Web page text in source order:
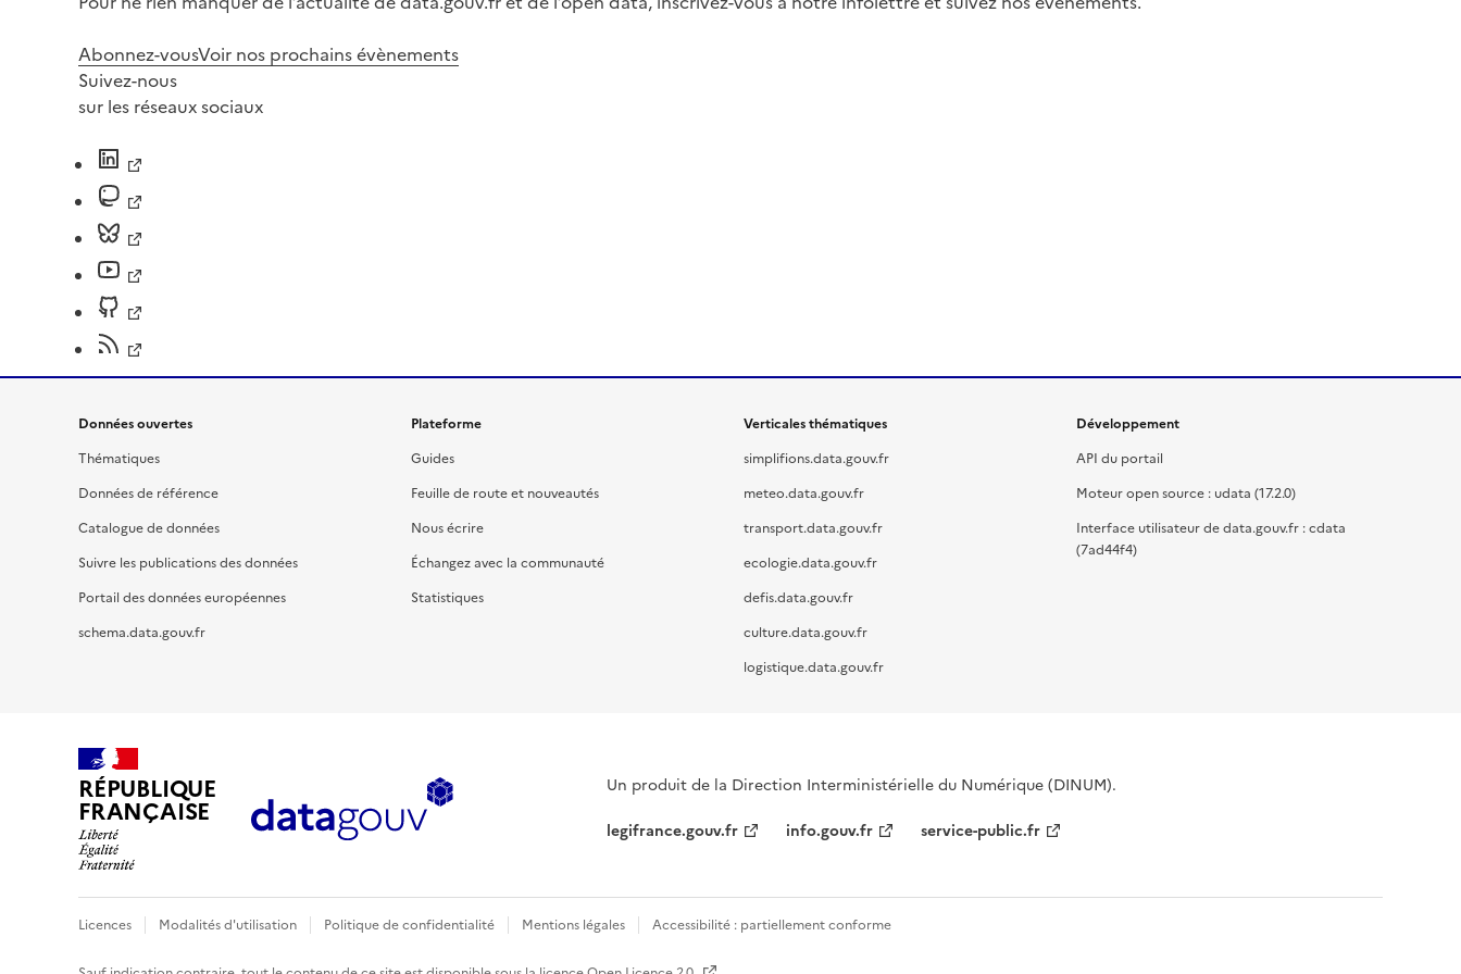
Abonnez-vousVoir nos prochains évènements
Suivez-nous
sur les réseaux sociaux
Données ouvertes
Thématiques
Données de référence
Catalogue de données
Suivre les publications des données
Portail des données européennes
schema.data.gouv.fr
Plateforme
Guides
Feuille de route et nouveautés
Nous écrire
Échangez avec la communauté
Statistiques
Verticales thématiques
simplifions.data.gouv.fr
meteo.data.gouv.fr
transport.data.gouv.fr
ecologie.data.gouv.fr
defis.data.gouv.fr
culture.data.gouv.fr
logistique.data.gouv.fr
Développement
API du portail
Moteur open source : udata (17.2.0)
Interface utilisateur de data.gouv.fr : cdata
(7ad44f4)
RÉPUBLIQUE
FRANÇAISE
Un produit de la Direction Interministérielle du Numérique (DINUM).
legifrance.gouv.fr
info.gouv.fr service-public.fr
Licences Modalités d'utilisation Politique de confidentialité Mentions légales Accessibilité : partiellement conforme